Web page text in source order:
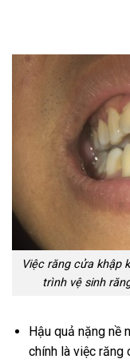
Việc răng cửa khập
trình vệ sinh
Hậu quả nặng nề
chính là việc răng